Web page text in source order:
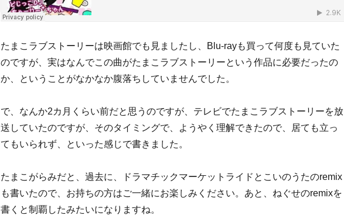
たまこラブストーリーは映画館でも見ましたし、Blu-rayも買って何度も見ていた
のですが、実はなんでこの曲がたまこラブストーリーという作品に必要だったの
か、ということがなかなか腹落ちしていませんでした。
で、なんか2カ月くらい前だと思うのですが、テレビでたまこラブストーリーを放
送していたのですが、そのタイミングで、ようやく理解できたので、居ても立っ
てもいられず、といった感じで書きました。
たまこがらみだと、過去に、ドラマチックマーケットライドとこいのうたのremix
も書いたので、お持ちの方はご一緒にお楽しみください。あと、ねぐせのremixを
書くと制覇したみたいになりますね。